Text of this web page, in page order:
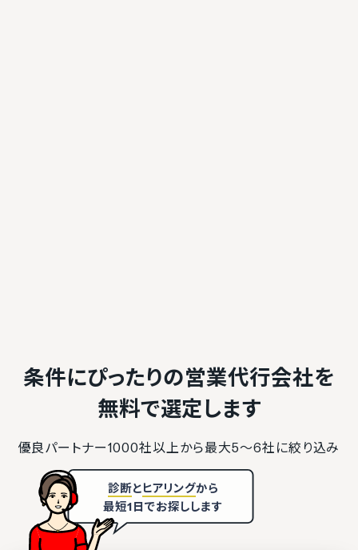
条件にぴったりの営業代行会社を
無料で選定します
優良パートナー1000社以上から最大5〜6社に絞り込み
診断とヒアリングから
最短1日でお探しします